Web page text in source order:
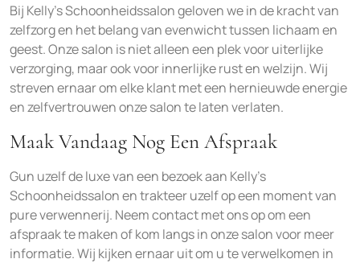
Bij Kelly’s Schoonheidssalon geloven we in de kracht van
zelfzorg en het belang van evenwicht tussen lichaam en
geest. Onze salon is niet alleen een plek voor uiterlijke
verzorging, maar ook voor innerlijke rust en welzijn. Wij
streven ernaar om elke klant met een hernieuwde energie
en zelfvertrouwen onze salon te laten verlaten.
Maak Vandaag Nog Een Afspraak
Gun uzelf de luxe van een bezoek aan Kelly’s
Schoonheidssalon en trakteer uzelf op een moment van
pure verwennerij. Neem contact met ons op om een
afspraak te maken of kom langs in onze salon voor meer
informatie. Wij kijken ernaar uit om u te verwelkomen in